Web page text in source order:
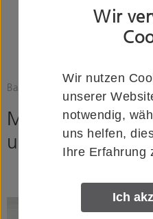
Wir
Wir nutzen
unserer
notwendig,
uns helfen,
Ihre Erfahrung
Ich
Baubeschlag,
Mehr Lösungen
und